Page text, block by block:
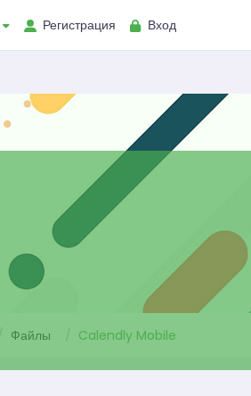
Регистрация Вход
Файлы Calendly Mobile